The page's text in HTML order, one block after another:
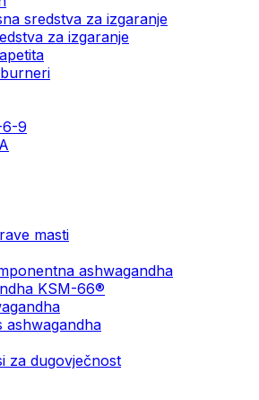
sredstva za izgaranje
za izgaranje
6-9
masti
ashwagandha
KSM-66®
ashwagandha
za dugovječnost